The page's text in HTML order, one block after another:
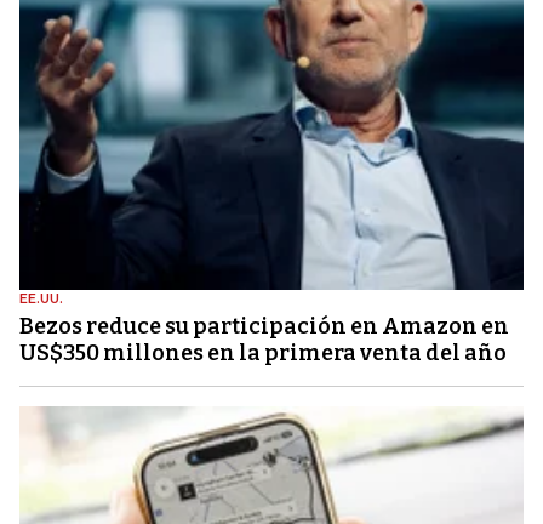
EE.UU.
Bezos reduce su participación en Amazon en
US$350 millones en la primera venta del año